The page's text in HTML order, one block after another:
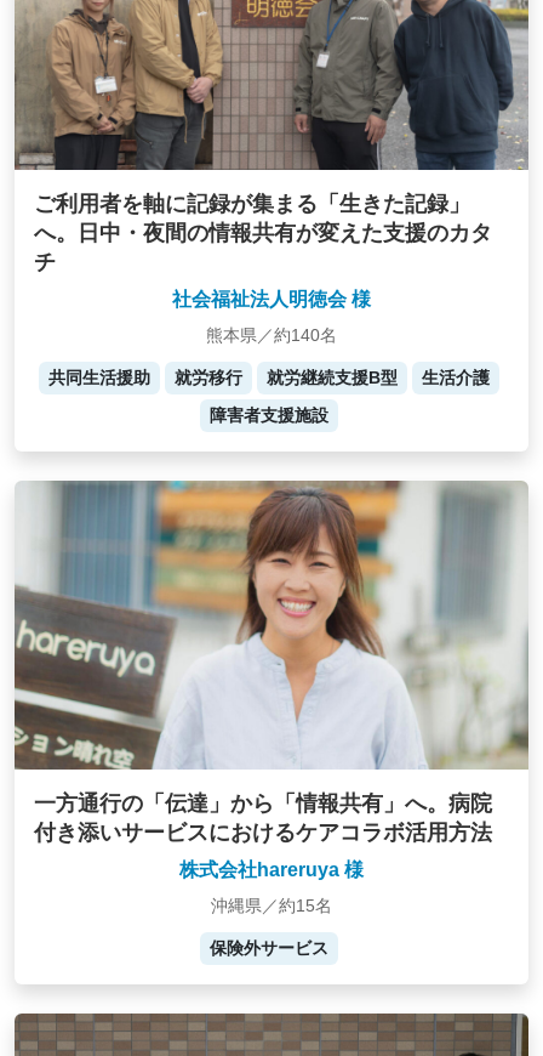
ご利用者を軸に記録が集まる「生きた記録」
へ。日中・夜間の情報共有が変えた支援のカタ
チ
社会福祉法人明徳会 様
熊本県／約140名
共同生活援助 就労移行 就労継続支援B型
生活介護
障害者支援施設
一方通行の「伝達」から「情報共有」へ。病院
付き添いサービスにおけるケアコラボ活用方法
株式会社hareruya 様
沖縄県／約15名
保険外サービス